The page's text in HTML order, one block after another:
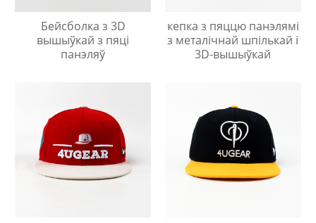
Бейсболка з 3D
вышыўкай з пяці
панэляў
кепка з пяццю панэлямі
з металічнай шпількай і
3D-вышыўкай